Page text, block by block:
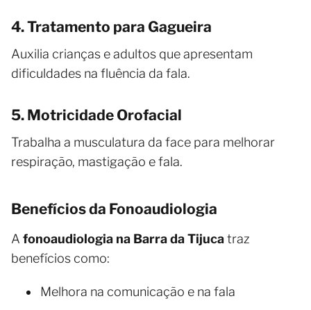
4. Tratamento para Gagueira
Auxilia crianças e adultos que apresentam
dificuldades na fluência da fala.
5. Motricidade Orofacial
Trabalha a musculatura da face para melhorar
respiração, mastigação e fala.
Benefícios da Fonoaudiologia
A fonoaudiologia na Barra da Tijucatraz
benefícios como:
Melhora na comunicação e na fala